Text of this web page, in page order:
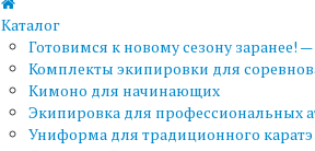
Каталог
Готовимся к новому сезону заранее!
Комплекты экипировки для
Кимоно для начинающих
Экипировка для профессиональных
Униформа для традиционного каратэ